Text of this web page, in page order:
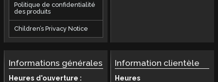
Politique de confidentialité
des produits
Children’s Privacy Notice
Informations générales
Heures d'ouverture :
Information clientèle
Heures